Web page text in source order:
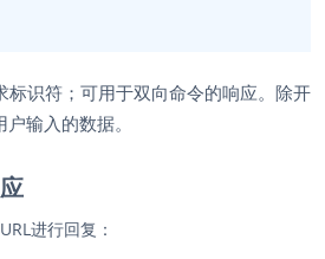
标识符；可用于双向命令的响应。除开
输入的数据。
进行回复：